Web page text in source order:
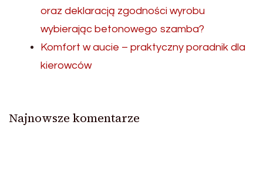
oraz deklaracją zgodności wyrobu
wybierając betonowego szamba?
Komfort w aucie – praktyczny poradnik dla
kierowców
Najnowsze komentarze